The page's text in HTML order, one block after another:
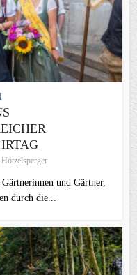
und Gärtner,
durch die...